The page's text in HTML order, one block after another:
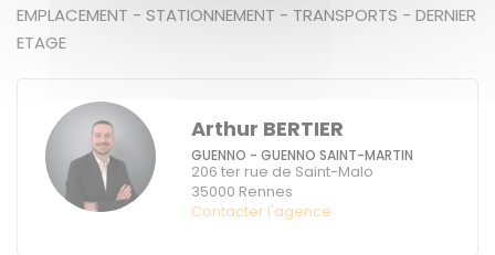
EMPLACEMENT - STATIONNEMENT - TRANSPORTS - DERNIER
ETAGE
Arthur BERTIER
GUENNO - GUENNO SAINT-MARTIN
206 ter rue de Saint-Malo
35000 Rennes
Contacter l'agence